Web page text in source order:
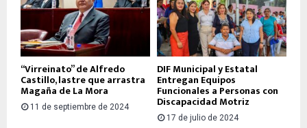
“Virreinato” de Alfredo
Castillo, lastre que arrastra
Magaña de La Mora
11 de septiembre de 2024
DIF Municipal y Estatal
Entregan Equipos
Funcionales a Personas con
Discapacidad Motriz
17 de julio de 2024